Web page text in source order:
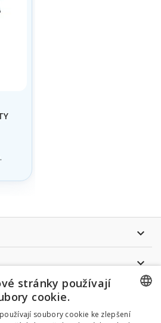


NOVINEK
CZECH
stránky používají
cookie.
soubory cookie ke zlepšení